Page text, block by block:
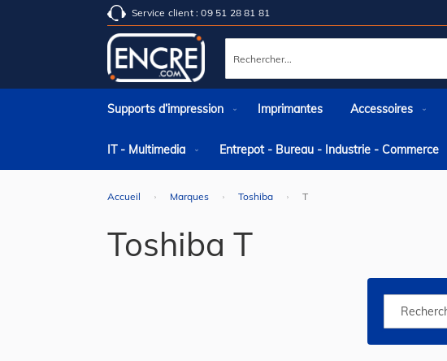
Service client : 09 51 28 81 81
Rechercher
Supports d’impression Imprimantes Accessoires
IT - Multimedia Entrepot - Bureau - Industrie - Commerce
Accueil Marques Toshiba T
Toshiba T